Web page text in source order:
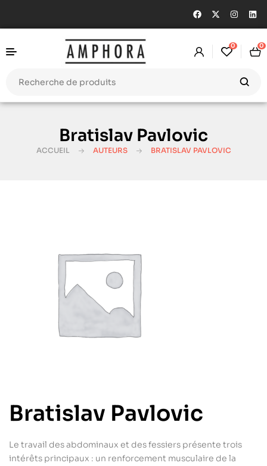
0 0
Bratislav Pavlovic
ACCUEIL AUTEURS BRATISLAV PAVLOVIC
Bratislav Pavlovic
Le travail des abdominaux et des fessiers présente trois
intérêts principaux : un renforcement musculaire de la